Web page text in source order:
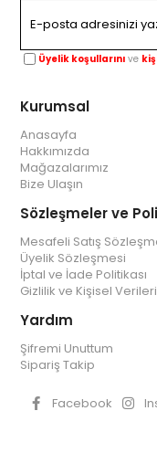
Üyelik koşullarını ve
Kurumsal
Anasayfa
Hakkımızda
Mağazalarımız
Bize Ulaşın
Sözleşmeler ve
Mesafeli Satış
Üyelik Sözleşmesi
İptal ve İade Politikası
Gizlilik ve Kişisel
Yardım
Şifremi Unuttum
Sipariş Takip
Facebook